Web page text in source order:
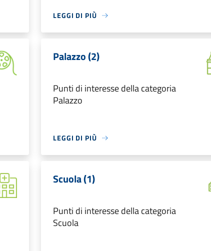
LEGGI DI PIÙ
Palazzo (2)
Punti di interesse della categoria
Palazzo
LEGGI DI PIÙ
Scuola (1)
Punti di interesse della categoria
Scuola